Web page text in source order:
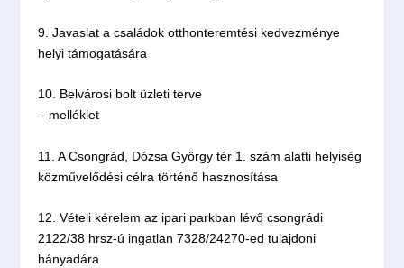
9. Javaslat a családok otthonteremtési kedvezménye
helyi támogatására
10. Belvárosi bolt üzleti terve
– melléklet
11. A Csongrád, Dózsa György tér 1. szám alatti helyiség
közművelődési célra történő hasznosítása
12. Vételi kérelem az ipari parkban lévő csongrádi
2122/38 hrsz-ú ingatlan 7328/24270-ed tulajdoni
hányadára